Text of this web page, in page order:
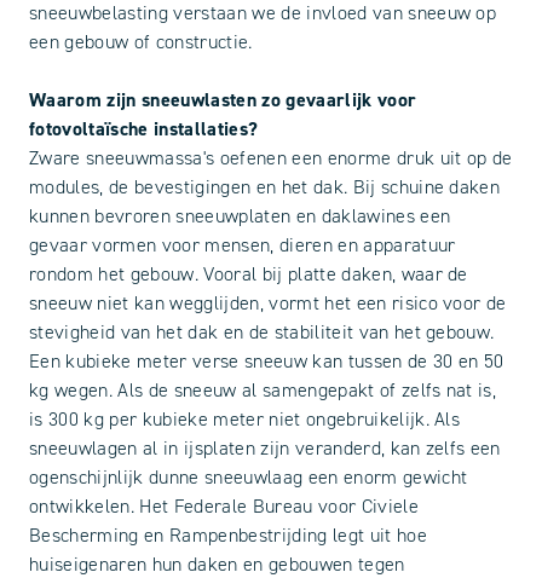
sneeuwbelasting verstaan we de invloed van sneeuw op
een gebouw of constructie.
Waarom zijn sneeuwlasten zo gevaarlijk voor
fotovoltaïsche installaties?
Zware sneeuwmassa's oefenen een enorme druk uit op de
modules, de bevestigingen en het dak. Bij schuine daken
kunnen bevroren sneeuwplaten en daklawines een
gevaar vormen voor mensen, dieren en apparatuur
rondom het gebouw. Vooral bij platte daken, waar de
sneeuw niet kan wegglijden, vormt het een risico voor de
stevigheid van het dak en de stabiliteit van het gebouw.
Een kubieke meter verse sneeuw kan tussen de 30 en 50
kg wegen. Als de sneeuw al samengepakt of zelfs nat is,
is 300 kg per kubieke meter niet ongebruikelijk. Als
sneeuwlagen al in ijsplaten zijn veranderd, kan zelfs een
ogenschijnlijk dunne sneeuwlaag een enorm gewicht
ontwikkelen. Het Federale Bureau voor Civiele
Bescherming en Rampenbestrijding legt uit hoe
huiseigenaren hun daken en gebouwen tegen